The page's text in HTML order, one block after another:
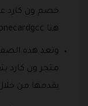
خصم ون كارد
هنا https://www.facebook.com/onecardgcc/.
وتعد هذه
متجر ون كارد
يقدمها من